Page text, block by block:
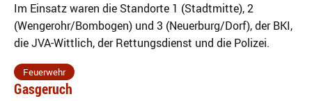
Im Einsatz waren die Standorte 1 (Stadtmitte), 2
(Wengerohr/Bombogen) und 3 (Neuerburg/Dorf), der BKI,
die JVA-Wittlich, der Rettungsdienst und die Polizei.
Feuerwehr
Gasgeruch